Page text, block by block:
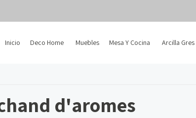
Inicio Deco Home Muebles Mesa Y Cocina Arcilla Gres
d'aromes